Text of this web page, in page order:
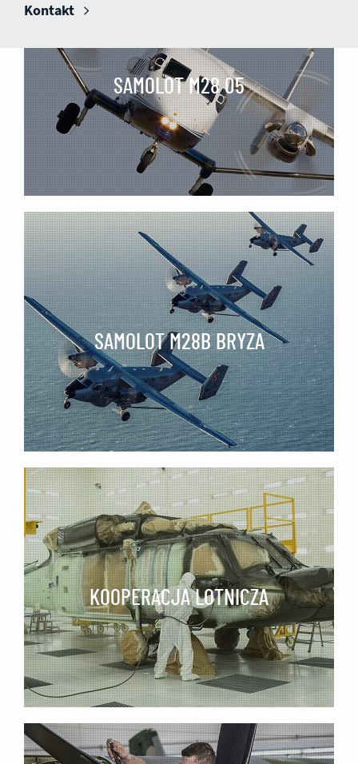
Kontakt
SAMOLOT M28 05
SAMOLOT M28B BRYZA
Oferta - 4 bloczki
KOOPERACJA LOTNICZA